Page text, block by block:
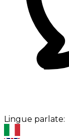
Lingue parlate: